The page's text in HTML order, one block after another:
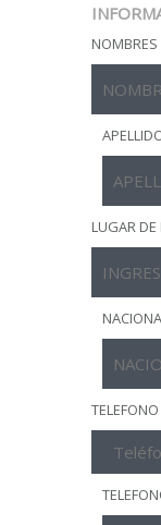
NOMBRES
LUGAR DE
TELEFONO